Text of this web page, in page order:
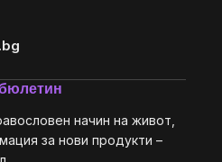
начин на живот,
за нови продукти –